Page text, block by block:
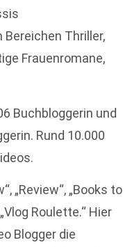
Thriller,
Frauenromane,
Buchbloggerin und
Rund 10.000
„Review“, „Books to
Roulette.“ Hier
Blogger die